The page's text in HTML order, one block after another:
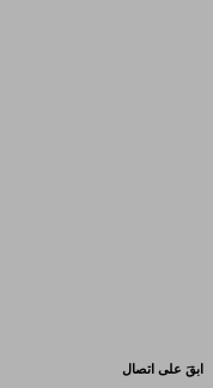
ابقَ على اتصال